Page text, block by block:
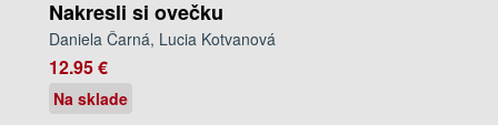
Nakresli si ovečku
Daniela Čarná, Lucia Kotvanová
12.95 €
Na sklade